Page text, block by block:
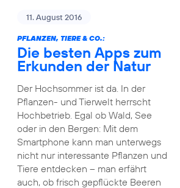
11. August 2016
PFLANZEN, TIERE & CO.:
Die besten Apps zum
Erkunden der Natur
Der Hochsommer ist da. In der
Pflanzen- und Tierwelt herrscht
Hochbetrieb. Egal ob Wald, See
oder in den Bergen: Mit dem
Smartphone kann man unterwegs
nicht nur interessante Pflanzen und
Tiere entdecken – man erfährt
auch, ob frisch gepflückte Beeren